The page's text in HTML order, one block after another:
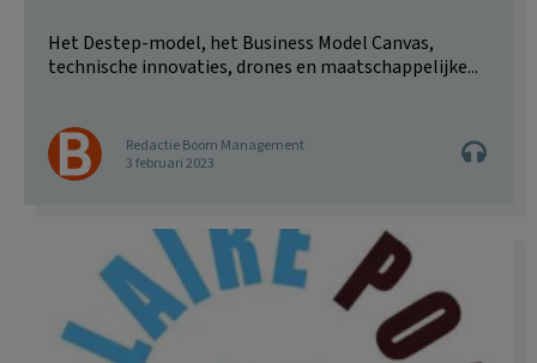
Het Destep-model, het Business Model Canvas,
technische innovaties, drones en maatschappelijke...
Redactie Boom Management
3 februari 2023